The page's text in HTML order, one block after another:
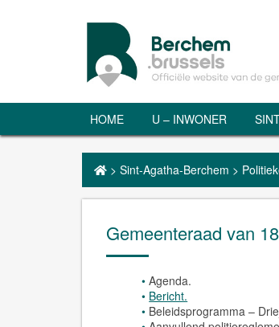
HOME U – INWONER
> Sint-Agatha-Berchem >
Gemeenteraad van
Agenda.
Bericht.
Beleidsprogramma –